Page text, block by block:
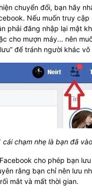
chuyển đổi, bạn hãy
Nếu muốn truy
phải đăng nhập lại mật
cho mượn máy... nên
để tránh người khác
cái chạm nhẹ là bạn đã
cho phép bạn
rằng bạn chỉ nên lưu
mắt và mất thời gian.